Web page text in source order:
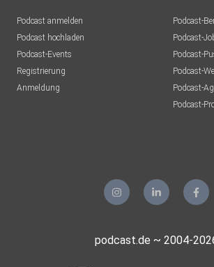
Podcast anmelden
Podcast hochladen
Podcast-Events
Registrierung
Anmeldung
Podcast-
Podcast-
Podcast-
Podcast-
Podcast-
Podcast-
podcast.de ~ 2004-